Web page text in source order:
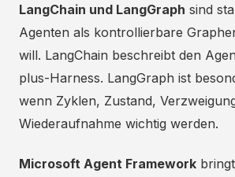
LangChain und LangGraph sind
Agenten als kontrollierbare
will. LangChain beschreibt den
plus-Harness. LangGraph ist
wenn Zyklen, Zustand,
Wiederaufnahme wichtig werden.
Microsoft Agent Framework